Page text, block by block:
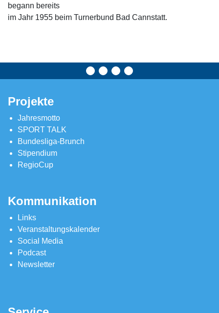
begann bereits
im Jahr 1955 beim Turnerbund Bad Cannstatt.
Projekte
Jahresmotto
SPORT TALK
Bundesliga-Brunch
Stipendium
RegioCup
Kommunikation
Links
Veranstaltungskalender
Social Media
Podcast
Newsletter